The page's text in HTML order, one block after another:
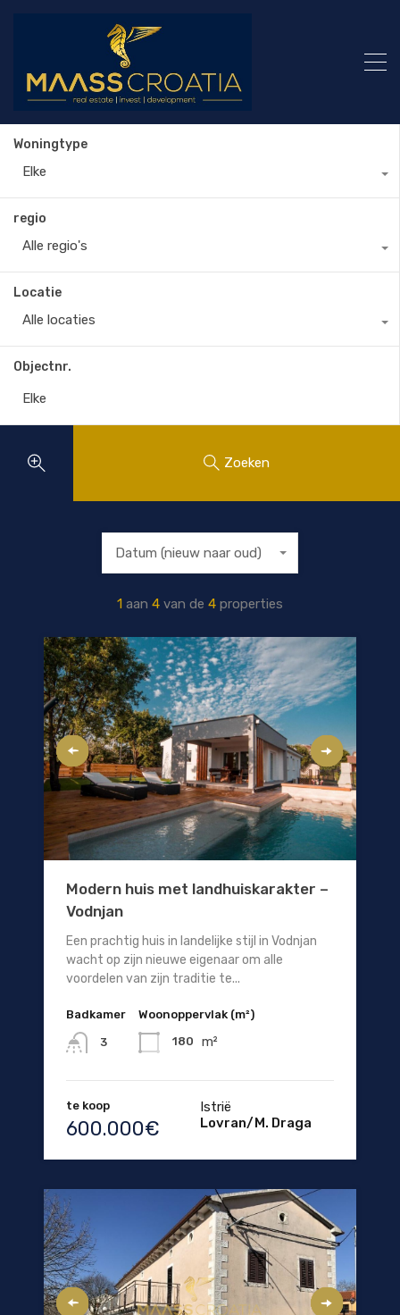
Woningtype
Elke
regio
Alle regio's
Locatie
Alle locaties
Objectnr.
Zoeken
1 aan 4 van de 4 properties
Datum (nieuw naar oud)
Modern huis met landhuiskarakter –
Vodnjan
Een prachtig huis in landelijke stijl in Vodnjan
wacht op zijn nieuwe eigenaar om alle
voordelen van zijn traditie te...
Badkamer
3
Woonoppervlak (m²)
180 m²
te koop
600.000€
Istrië
Lovran/M. Draga